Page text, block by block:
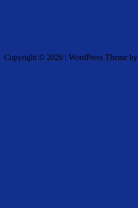
Copyright © 2026 | WordPress Theme by